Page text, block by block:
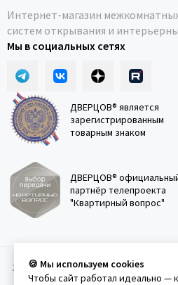
Интернет-магазин
систем открывания и
Мы в социальных сетях
ДВЕРЦОВ® является
зарегистрированным
товарным знаком
ДВЕРЦОВ®
партнёр телепроекта
"Квартирный вопрос"
2011-2026 © Дверцов. Карта сайта
конфеденциальности
🍪 Мы используем cookies
Чтобы сайт работал идеально —